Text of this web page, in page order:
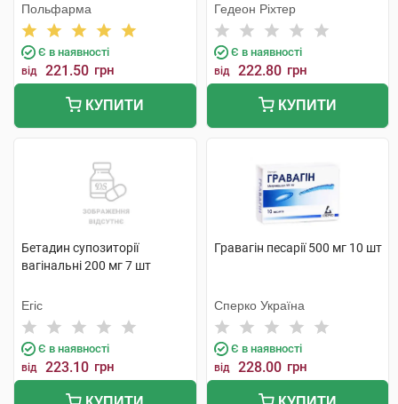
Польфарма
Є в наявності
від 221.50 грн
КУПИТИ
Гедеон Ріхтер
Є в наявності
від 222.80 грн
КУПИТИ
Бетадин супозиторії
вагінальні 200 мг 7 шт
Егіс
Є в наявності
від 223.10 грн
Гравагін песарії 500 мг 10 шт
Сперко Україна
Є в наявності
від 228.00 грн